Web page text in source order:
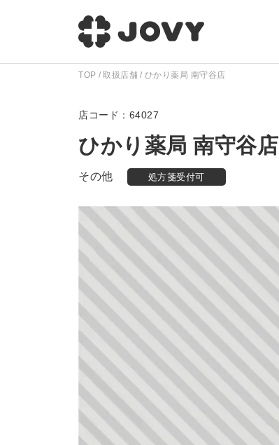
TOP 取扱店舗 ひかり薬局 南守谷店
64027
ひかり薬局 南守谷店
その他 処方箋受付可